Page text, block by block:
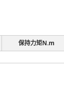
保持力矩N.m